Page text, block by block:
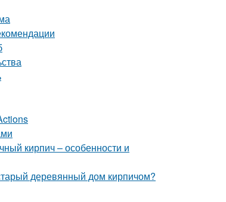
кирпич – особенности и
деревянный дом кирпичом?